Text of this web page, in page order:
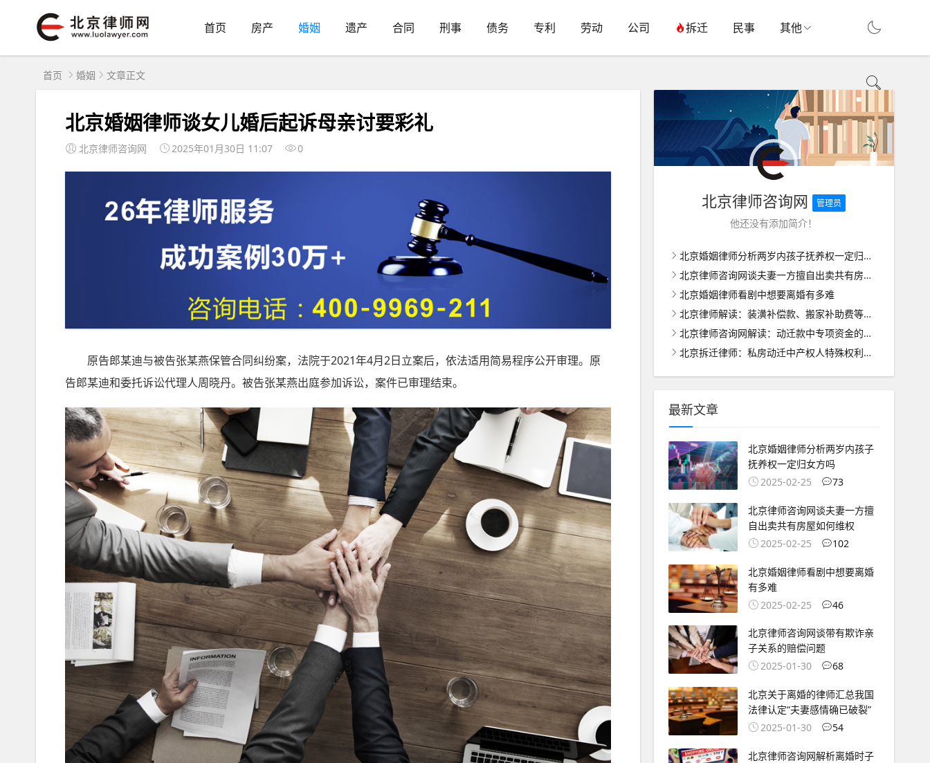
首页 房产 婚姻 遗产 合同 刑事 债务 专利 劳动 公司 拆迁 民事 其他
首页 婚姻 文章正文
北京婚姻律师谈女儿婚后起诉母亲讨要彩礼
北京律师咨询网 2025年01月30日 11:07 0
原告郎某迪与被告张某燕保管合同纠纷案，法院于2021年4月2日立案后，依法适用简易程序公开审理。原
告郎某迪和委托诉讼代理人周晓丹。被告张某燕出庭参加诉讼，案件已审理结束。
北京律师咨询网 管理员
他还没有添加简介！
北京婚姻律师分析两岁内孩子抚养权一定归女方吗
北京律师咨询网谈夫妻一方擅自出卖共有房屋如何维权
北京婚姻律师看剧中想要离婚有多难
北京律师解读：装潢补偿款、搬家补助费等的合理分配之道
北京律师咨询网解读：动迁款中专项资金的管理与使用之道
北京拆迁律师：私房动迁中产权人特殊权利的法律保护与处理
最新文章
北京婚姻律师分析两岁内孩子
抚养权一定归女方吗
2025-02-25
73
北京律师咨询网谈夫妻一方擅
自出卖共有房屋如何维权
2025-02-25
102
北京婚姻律师看剧中想要离婚
有多难
2025-02-25
46
北京律师咨询网谈带有欺诈亲
子关系的赔偿问题
2025-01-30
68
北京关于离婚的律师汇总我国
法律认定“夫妻感情确已破裂”
2025-01-30
54
北京律师咨询网解析离婚时子